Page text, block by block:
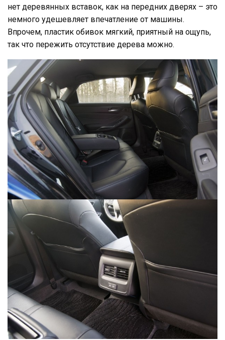
нет деревянных вставок, как на передних дверях – это
немного удешевляет впечатление от машины.
Впрочем, пластик обивок мягкий, приятный на ощупь,
так что пережить отсутствие дерева можно.